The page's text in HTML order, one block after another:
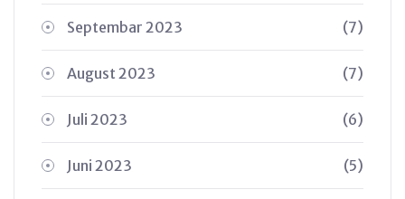
Septembar 2023 (7)
August 2023 (7)
Juli 2023 (6)
Juni 2023 (5)